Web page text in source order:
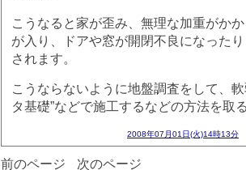
こうなると家が歪み、無理な加重がか
が入り、ドアや窓が開閉不良になった
されます。
こうならないように地盤調査をして、
タ基礎”などで施工するなどの方法を取
2008年07月01日(火)14時13分
前のページ 次のページ